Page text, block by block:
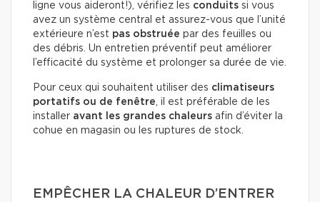
ligne vous aideront!), vérifiez les conduits si vous
avez un système central et assurez-vous que l’unité
extérieure n’est pas obstruée par des feuilles ou
des débris. Un entretien préventif peut améliorer
l’efficacité du système et prolonger sa durée de vie.
Pour ceux qui souhaitent utiliser des climatiseurs
portatifs ou de fenêtre, il est préférable de les
installer avant les grandes chaleurs afin d’éviter la
cohue en magasin ou les ruptures de stock.
EMPÊCHER LA CHALEUR D’ENTRER